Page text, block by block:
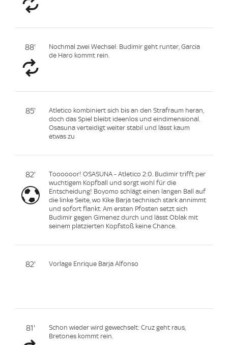
88'
Nochmal zwei Wechsel: Budimir geht runter, Garcia
de Haro kommt rein.
85'
Atletico kombiniert sich bis an den Strafraum heran,
doch das Spiel bleibt ideenlos und eindimensional.
Osasuna verteidigt weiter stabil und lässt kaum
etwas zu
82'
Toooooor! OSASUNA - Atletico 2:0. Budimir trifft per
wuchtigem Kopfball und sorgt wohl für die
Entscheidung! Boyomo schlägt einen langen Ball auf
die linke Seite, wo Kike Barja technisch stark annimmt
und sofort flankt. Am ersten Pfosten setzt sich
Budimir gegen Gimenez durch und lässt Oblak mit
seinem platzierten Kopfstoß keine Chance.
82' Vorlage Enrique Barja Alfonso
81'
Schon wieder wird gewechselt: Cruz geht raus,
Bretones kommt rein.